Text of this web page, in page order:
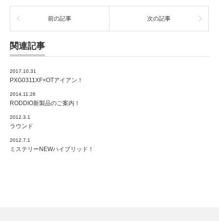
前の記事 次の記事
関連記事
2017.10.31
PXG0311XF×OTアイアン！
2014.11.26
RODDIO新製品のご案内！
2012.3.1
ラウンド
2012.7.1
ミステリーNEWハイブリッド！